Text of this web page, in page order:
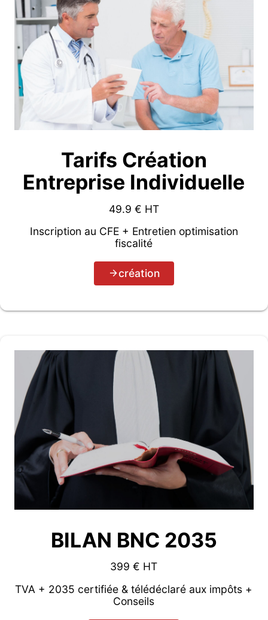
Tarifs Création
Entreprise Individuelle
49.9 € HT
Inscription au CFE + Entretien optimisation
fiscalité
création
BILAN BNC 2035
399 € HT
TVA + 2035 certifiée & télédéclaré aux impôts +
Conseils